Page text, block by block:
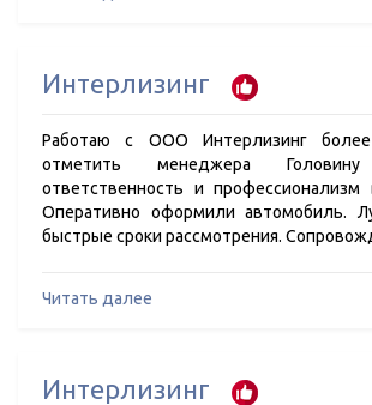
Интерлизинг
Работаю с ООО Интерлизинг
отметить менеджера
ответственность и
Оперативно оформили автомобиль.
быстрые сроки рассмотрения.
Читать далее
Интерлизинг